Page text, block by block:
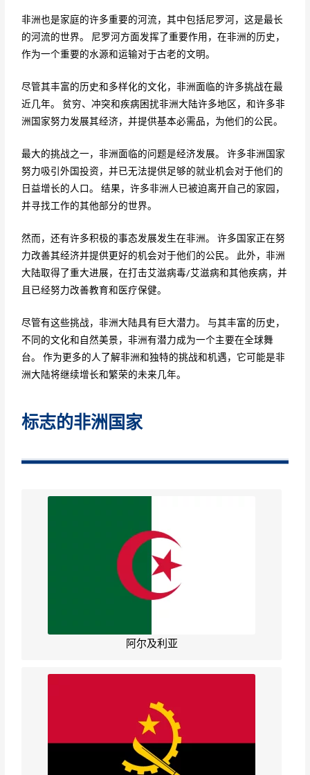
非洲也是家庭的许多重要的河流，其中包括尼罗河，这是最长
的河流的世界。 尼罗河方面发挥了重要作用，在非洲的历史，
作为一个重要的水源和运输对于古老的文明。
尽管其丰富的历史和多样化的文化，非洲面临的许多挑战在最
近几年。 贫穷、冲突和疾病困扰非洲大陆许多地区，和许多非
洲国家努力发展其经济，并提供基本必需品，为他们的公民。
最大的挑战之一，非洲面临的问题是经济发展。 许多非洲国家
努力吸引外国投资，并已无法提供足够的就业机会对于他们的
日益增长的人口。 结果，许多非洲人已被迫离开自己的家园，
并寻找工作的其他部分的世界。
然而，还有许多积极的事态发展发生在非洲。 许多国家正在努
力改善其经济并提供更好的机会对于他们的公民。 此外，非洲
大陆取得了重大进展，在打击艾滋病毒/艾滋病和其他疾病，并
且已经努力改善教育和医疗保健。
尽管有这些挑战，非洲大陆具有巨大潜力。 与其丰富的历史，
不同的文化和自然美景，非洲有潜力成为一个主要在全球舞
台。 作为更多的人了解非洲和独特的挑战和机遇，它可能是非
洲大陆将继续增长和繁荣的未来几年。
标志的非洲国家
阿尔及利亚